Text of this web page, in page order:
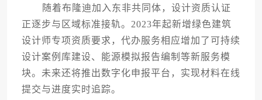
随着布隆迪加入东非共同体，设计资质认证
正逐步与区域标准接轨。2023年起新增绿色建筑
设计师专项资质要求，代办服务相应增加了可持续
设计案例库建设、能源模拟报告编制等新服务模
块。未来还将推出数字化申报平台，实现材料在线
提交与进度实时追踪。